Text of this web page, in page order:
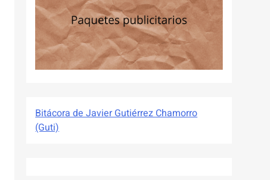
Bitácora de Javier Gutiérrez Chamorro
(Guti)